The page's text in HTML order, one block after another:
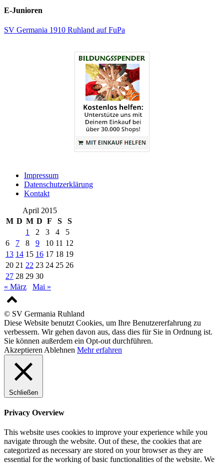
E-Junioren
SV Germania 1910 Ruhland auf FuPa
Impressum
Datenschutzerklärung
Kontakt
April 2015
M D M D F S
S
1
2 3 4
5
6
7 8 9 10 11 12
13 14 15 16 17 18 19
20 21 22 23 24 25 26
27 28 29 30
« März
Mai »
© SV Germania Ruhland
Diese Website benutzt Cookies, um Ihre Benutzererfahrung zu
verbessern. Wir gehen davon aus, dass dies für Sie in Ordnung ist.
Sie können außerdem ein Opt-out durchführen.
Akzeptieren Ablehnen Mehr erfahren
Schließen
Privacy Overview
This website uses cookies to improve your experience while you
navigate through the website. Out of these, the cookies that are
categorized as necessary are stored on your browser as they are
essential for the working of basic functionalities of the website. We